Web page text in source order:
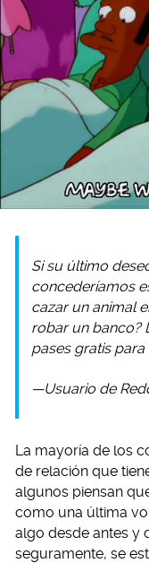
Si su último
concederíamos
cazar un animal
robar un banco?
pases gratis
—Usuario de
La mayoría de los
de relación que
algunos piensan
como una última
algo desde antes y
seguramente, se